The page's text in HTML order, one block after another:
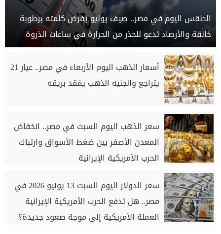
الطقس اليوم في مصر.. صيف يوليو يفرض كلمته برطوبة
خانقة والأرصاد تدعو للحذر من الحرارة في ساعات الذروة
أسعار الذهب اليوم الأربعاء في مصر.. عيار 21
يتراجع والجنيه الذهب يفقد بريقه
سعر الذهب اليوم السبت في مصر.. انخفاض
المعدن الأصفر بين ضغط الأسواق وارتباك
الحرب الأمريكية الإيرانية
سعر الدولار اليوم السبت 13 يونيو 2026 في
مصر.. هل تدفع الحرب الأمريكية الإيرانية
العملة الأمريكية إلى موجة صعود جديدة؟